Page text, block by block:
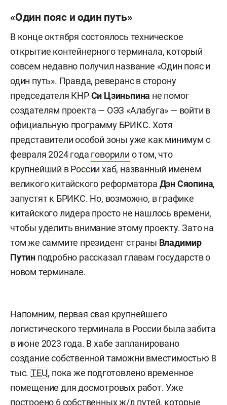
«Один пояс и один путь»
В конце октября состоялось техническое
открытие контейнерного терминала, который
совсем недавно получил название «Один пояс и
один путь». Правда, реверанс в сторону
председателя КНРСи Цзиньпина не помог
создателям проекта — ОЭЗ «Алабуга» — войти в
официальную программу БРИКС. Хотя
представители особой зоны уже как минимум с
февраля 2024 года говорили о том, что
крупнейший в России хаб, названный именем
великого китайского реформатора Дэн Сяопина,
запустят к БРИКС. Но, возможно, в графике
китайского лидера просто не нашлось времени,
чтобы уделить внимание этому проекту. Зато на
том же саммите президент страны Владимир
Путин подробно рассказал главам государств о
новом терминале.
Напомним, первая свая крупнейшего
логистического терминала в России была забита
в июне 2023 года. В хабе запланировано
создание собственной таможни вместимостью 8
тыс. TEU, пока же подготовлено временное
помещение для досмотровых работ. Уже
построено 6 собственных ж/д путей, которые